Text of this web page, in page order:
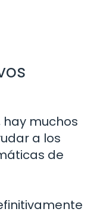
muchos
a los
de